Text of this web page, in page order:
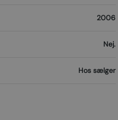
2006
Nej.
Hos sælger